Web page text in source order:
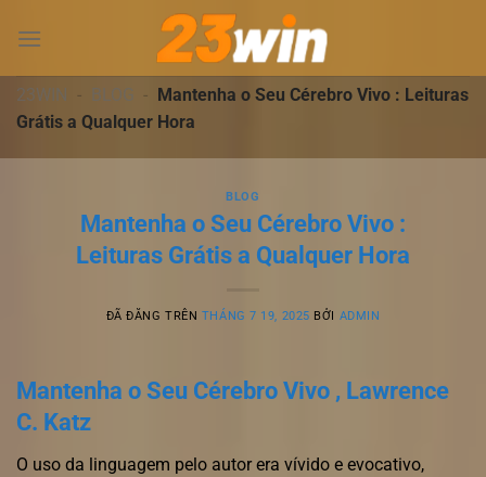
đến
dung23WIN - BLOG - Mantenha o Seu Cérebro Vivo : Leituras
Grátis a Qualquer Hora
BLOG
Mantenha o Seu Cérebro Vivo :
Leituras Grátis a Qualquer Hora
ĐÃ ĐĂNG TRÊN THÁNG 7 19, 2025 BỞI ADMIN
Mantenha o Seu Cérebro Vivo , Lawrence
C. Katz
O uso da linguagem pelo autor era vívido e evocativo,